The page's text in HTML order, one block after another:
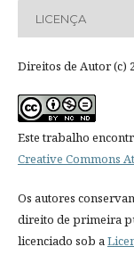
LICENÇA
Direitos de Autor (c)
Este trabalho
Creative Commons
Os autores
direito de primeira
licenciado sob a